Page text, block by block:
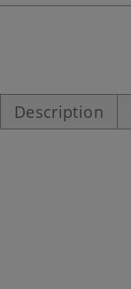
Description